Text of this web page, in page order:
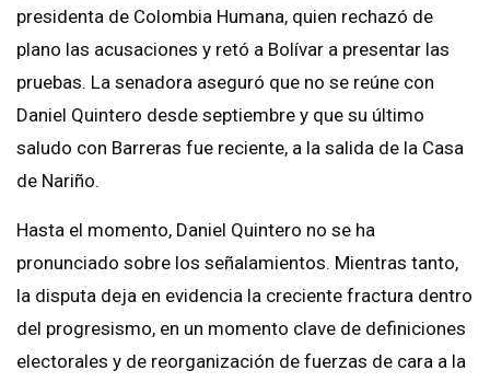
presidenta de Colombia Humana, quien rechazó de
plano las acusaciones y retó a Bolívar a presentar las
pruebas. La senadora aseguró que no se reúne con
Daniel Quintero desde septiembre y que su último
saludo con Barreras fue reciente, a la salida de la Casa
de Nariño.
Hasta el momento, Daniel Quintero no se ha
pronunciado sobre los señalamientos. Mientras tanto,
la disputa deja en evidencia la creciente fractura dentro
del progresismo, en un momento clave de definiciones
electorales y de reorganización de fuerzas de cara a la